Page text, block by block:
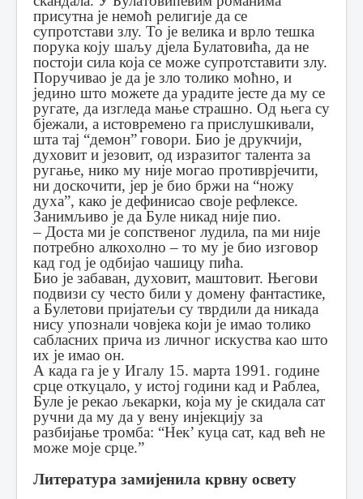
присутна је немоћ религије да се
супротстави злу. То је велика и врло тешка
порука коју шаљу дјела Булатовића, да не
постоји сила која се може супротставити злу.
Поручивао је да је зло толико моћно, и
једино што можете да урадите јесте да му се
ругате, да изгледа мање страшно. Од њега су
бјежали, а истовремено га прислушкивали,
шта тај “демон” говори. Био је друкчији,
духовит и језовит, од изразитог талента за
ругање, нико му није могао противрјечити,
ни доскочити, јер је био бржи на “ножу
духа”, како је дефинисао своје рефлексе.
Занимљиво је да Буле никад није пио.
– Доста ми је сопственог лудила, па ми није
потребно алкохолно – то му је био изговор
кад год је одбијао чашицу пића.
Био је забаван, духовит, маштовит. Његови
подвизи су често били у домену фантастике,
а Булетови пријатељи су тврдили да никада
нису упознали човјека који је имао толико
сабласних прича из личног искуства као што
их је имао он.
А када га је у Игалу 15. марта 1991. године
срце откуцало, у истој години кад и Раблеа,
Буле је рекао љекарки, која му је скидала сат
ручни да му да у вену инјекцију за
разбијање тромба: “Нек’ куца сат, кад већ не
може моје срце.”
Литература замијенила крвну освету